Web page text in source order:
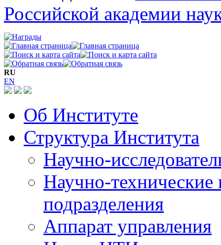
Российской академии
RU
EN
Об Институте
Структура Института
Научно-
Научно-технические
подразделения
Аппарат управления